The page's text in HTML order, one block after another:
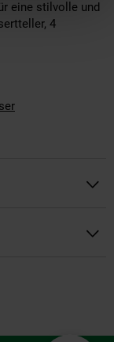
eine stilvolle und
4